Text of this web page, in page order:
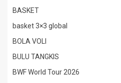
BASKET
basket 3×3 global
BOLA VOLI
BULU TANGKIS
BWF World Tour 2026